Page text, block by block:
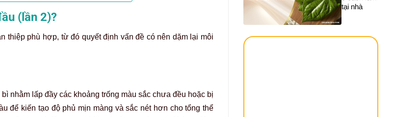
(lần 2)?
thiệp phù hợp, từ đó quyết định vấn đề có nên dặm lại môi
nhằm lấp đầy các khoảng trống màu sắc chưa đều hoặc bị
để kiến tạo độ phủ mịn màng và sắc nét hơn cho tổng thể
tại nhà